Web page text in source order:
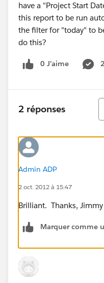
have a "Project Start
this report to be run
the filter for "today" to
do this?
0 J’aime
2 réponses
Tri
Admin ADP
2 oct. 2012 à 15:47
Brilliant. Thanks, Jimmy
Marquer comme